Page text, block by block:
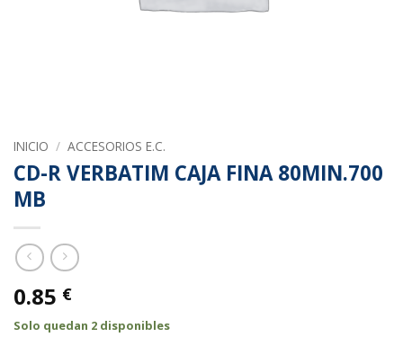
INICIO / ACCESORIOS E.C.
CD-R VERBATIM CAJA FINA 80MIN.700
MB
0.85 €
Solo quedan 2 disponibles